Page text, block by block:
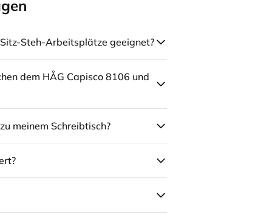
Steh-Arbeitsplätze geeignet?
dem HÅG Capisco 8106 und
meinem Schreibtisch?